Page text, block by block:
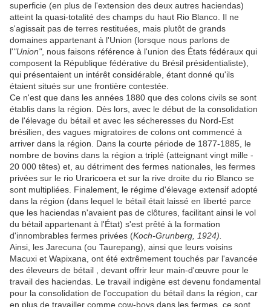
superficie (en plus de l'extension des deux autres haciendas)
atteint la quasi-totalité des champs du haut Rio Blanco. Il ne
s'agissait pas de terres restituées, mais plutôt de grands
domaines appartenant à l'Union (lorsque nous parlons de
l'"Union", nous faisons référence à l'union des États fédéraux qui
composent la République fédérative du Brésil présidentialiste),
qui présentaient un intérêt considérable, étant donné qu'ils
étaient situés sur une frontière contestée.
Ce n'est que dans les années 1880 que des colons civils se sont
établis dans la région. Dès lors, avec le début de la consolidation
de l'élevage du bétail et avec les sécheresses du Nord-Est
brésilien, des vagues migratoires de colons ont commencé à
arriver dans la région. Dans la courte période de 1877-1885, le
nombre de bovins dans la région a triplé (atteignant vingt mille -
20 000 têtes) et, au détriment des fermes nationales, les fermes
privées sur le rio Uraricoera et sur la rive droite du rio Blanco se
sont multipliées. Finalement, le régime d'élevage extensif adopté
dans la région (dans lequel le bétail était laissé en liberté parce
que les haciendas n'avaient pas de clôtures, facilitant ainsi le vol
du bétail appartenant à l'État) s'est prêté à la formation
d'innombrables fermes privées (Koch-Grunberg, 1924).
Ainsi, les Jarecuna (ou Taurepang), ainsi que leurs voisins
Macuxi et Wapixana, ont été extrêmement touchés par l'avancée
des éleveurs de bétail , devant offrir leur main-d'œuvre pour le
travail des haciendas. Le travail indigène est devenu fondamental
pour la consolidation de l'occupation du bétail dans la région, car
en plus de travailler comme cow-boys dans les fermes, ce sont